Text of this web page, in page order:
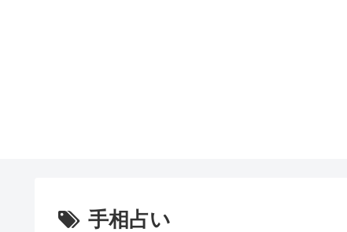
手相占い